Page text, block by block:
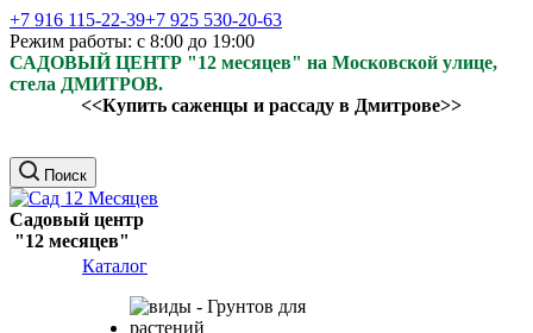
+7 916 115-22-39+7 925 530-20-63
Режим работы: с 8:00 до 19:00
САДОВЫЙ ЦЕНТР "12 месяцев" на Московской улице,
стела ДМИТРОВ.
<<Купить саженцы и рассаду в Дмитрове>>
Поиск
Садовый центр
"12 месяцев"
Каталог